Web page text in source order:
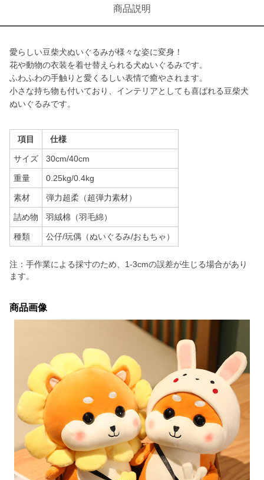
商品説明
愛らしい豆柴犬ぬいぐるみが様々な姿に変身！
花や動物の衣装を着せ替えられる犬ぬいぐるみです。
ふわふわの手触りと愛くるしい表情で癒やされます。
小さな持ち物も付いており、インテリアとしても喜ばれる豆柴犬
ぬいぐるみです。
項目 仕様
サイズ 30cm/40cm
重量 0.25kg/0.4kg
素材 弾力超柔（超弾力素材）
詰め物 羽絨棉（羽毛綿）
種類 公仔/玩偶（ぬいぐるみ/おもちゃ）
注：手作業による採寸のため、1-3cmの誤差が生じる場合があり
ます。
商品画像